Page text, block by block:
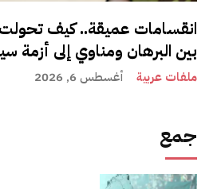
انقسامات عميقة.. كيف تحولت
بين البرهان ومناوي إلى أزمة
ملفات عربية أغسطس 6, 2026
جمع